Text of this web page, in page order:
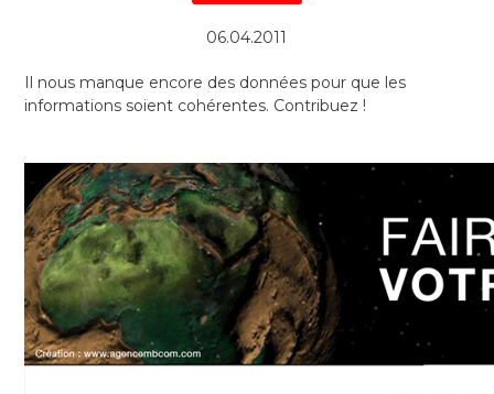
06.04.2011
Il nous manque encore des données pour que les
informations soient cohérentes. Contribuez !